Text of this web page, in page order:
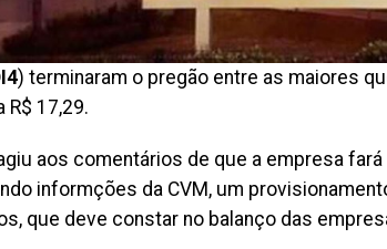
) terminaram o pregão entre as maiores
R$ 17,29.
aos comentários de que a empresa
informções da CVM, um
que deve constar no balanço das